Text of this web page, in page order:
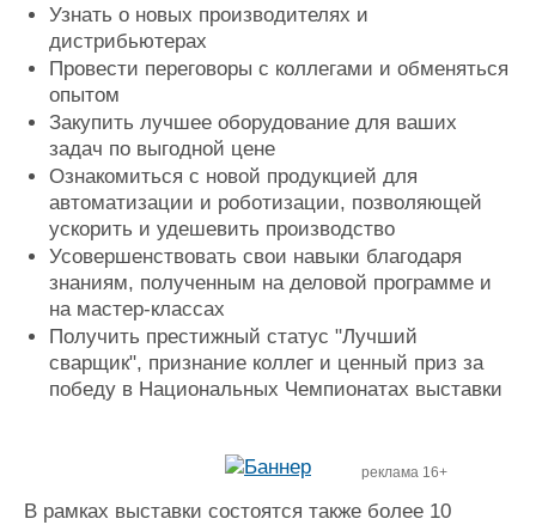
Узнать о новых производителях и
дистрибьютерах
Провести переговоры с коллегами и обменяться
опытом
Закупить лучшее оборудование для ваших
задач по выгодной цене
Ознакомиться с новой продукцией для
автоматизации и роботизации, позволяющей
ускорить и удешевить производство
Усовершенствовать свои навыки благодаря
знаниям, полученным на деловой программе и
на мастер-классах
Получить престижный статус "Лучший
сварщик", признание коллег и ценный приз за
победу в Национальных Чемпионатах выставки
реклама 16+
В рамках выставки состоятся также более 10